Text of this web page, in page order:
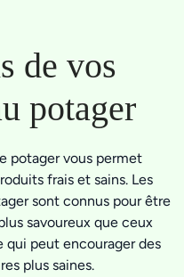
de vos
potager
potager vous permet
frais et sains. Les
sont connus pour être
savoureux que ceux
qui peut encourager des
plus saines.